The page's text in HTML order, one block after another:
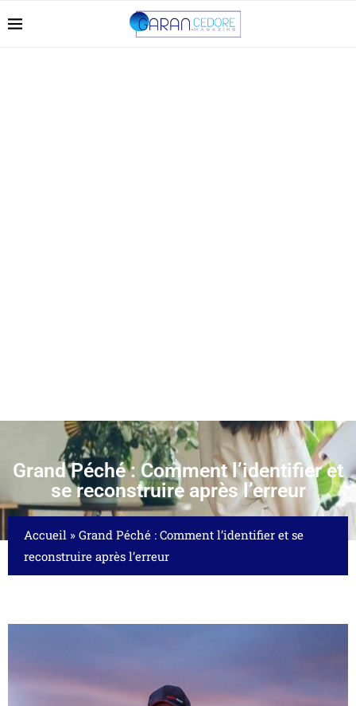
Grand Péché : Comment l’identifier et
se reconstruire après l’erreur
Accueil » Grand Péché : Comment l’identifier et se
reconstruire après l’erreur